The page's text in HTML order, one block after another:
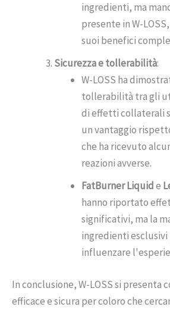
ingredienti, ma
presente in W-
suoi benefici
Sicurezza e tollerabilità:
W-LOSS ha
tollerabilità tra gli
di effetti collaterali
un vantaggio
che ha ricevuto
reazioni avverse.
FatBurner Liquide
hanno riportato
significativi, ma la
ingredienti
influenzare
In conclusione, W-LOSS si presenta
efficace e sicura per coloro che